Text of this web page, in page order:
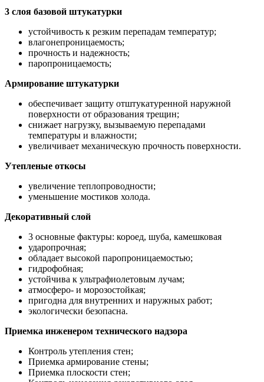
3 слоя базовой штукатурки
устойчивость к резким перепадам температур;
влагонепроницаемость;
прочность и надежность;
паропроницаемость;
Армирование штукатурки
обеспечивает защиту отштукатуренной наружной
поверхности от образования трещин;
снижает нагрузку, вызываемую перепадами
температуры и влажности;
увеличивает механическую прочность поверхности.
Утепленые откосы
увеличение теплопроводности;
уменьшение мостиков холода.
Декоративный слой
3 основные фактуры: короед, шуба, камешковая
ударопрочная;
обладает высокой паропроницаемостью;
гидрофобная;
устойчива к ультрафиолетовым лучам;
атмосферо- и морозостойкая;
пригодна для внутренних и наружных работ;
экологически безопасна.
Приемка инженером технического надзора
Контроль утепления стен;
Приемка армирование стены;
Приемка плоскости стен;